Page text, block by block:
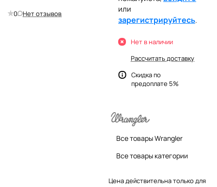
0 Нет отзывов или
зарегистрируйтесь.
Нет в наличии
Рассчитать доставку
Скидка по
предоплате 5%
Все товары Wrangler
Все товары категории
Цена действительна только для